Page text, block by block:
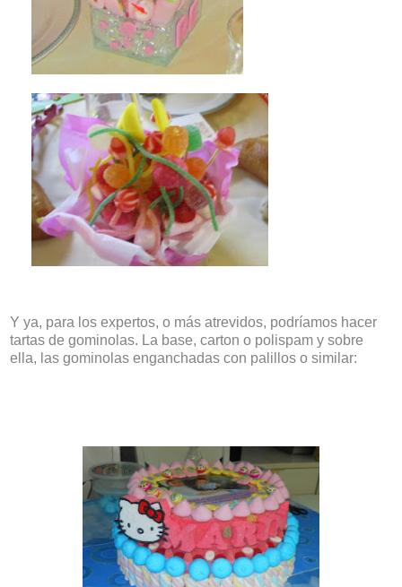
Y ya, para los expertos, o más atrevidos, podríamos hacer
tartas de gominolas. La base, carton o polispam y sobre
ella, las gominolas enganchadas con palillos o similar: